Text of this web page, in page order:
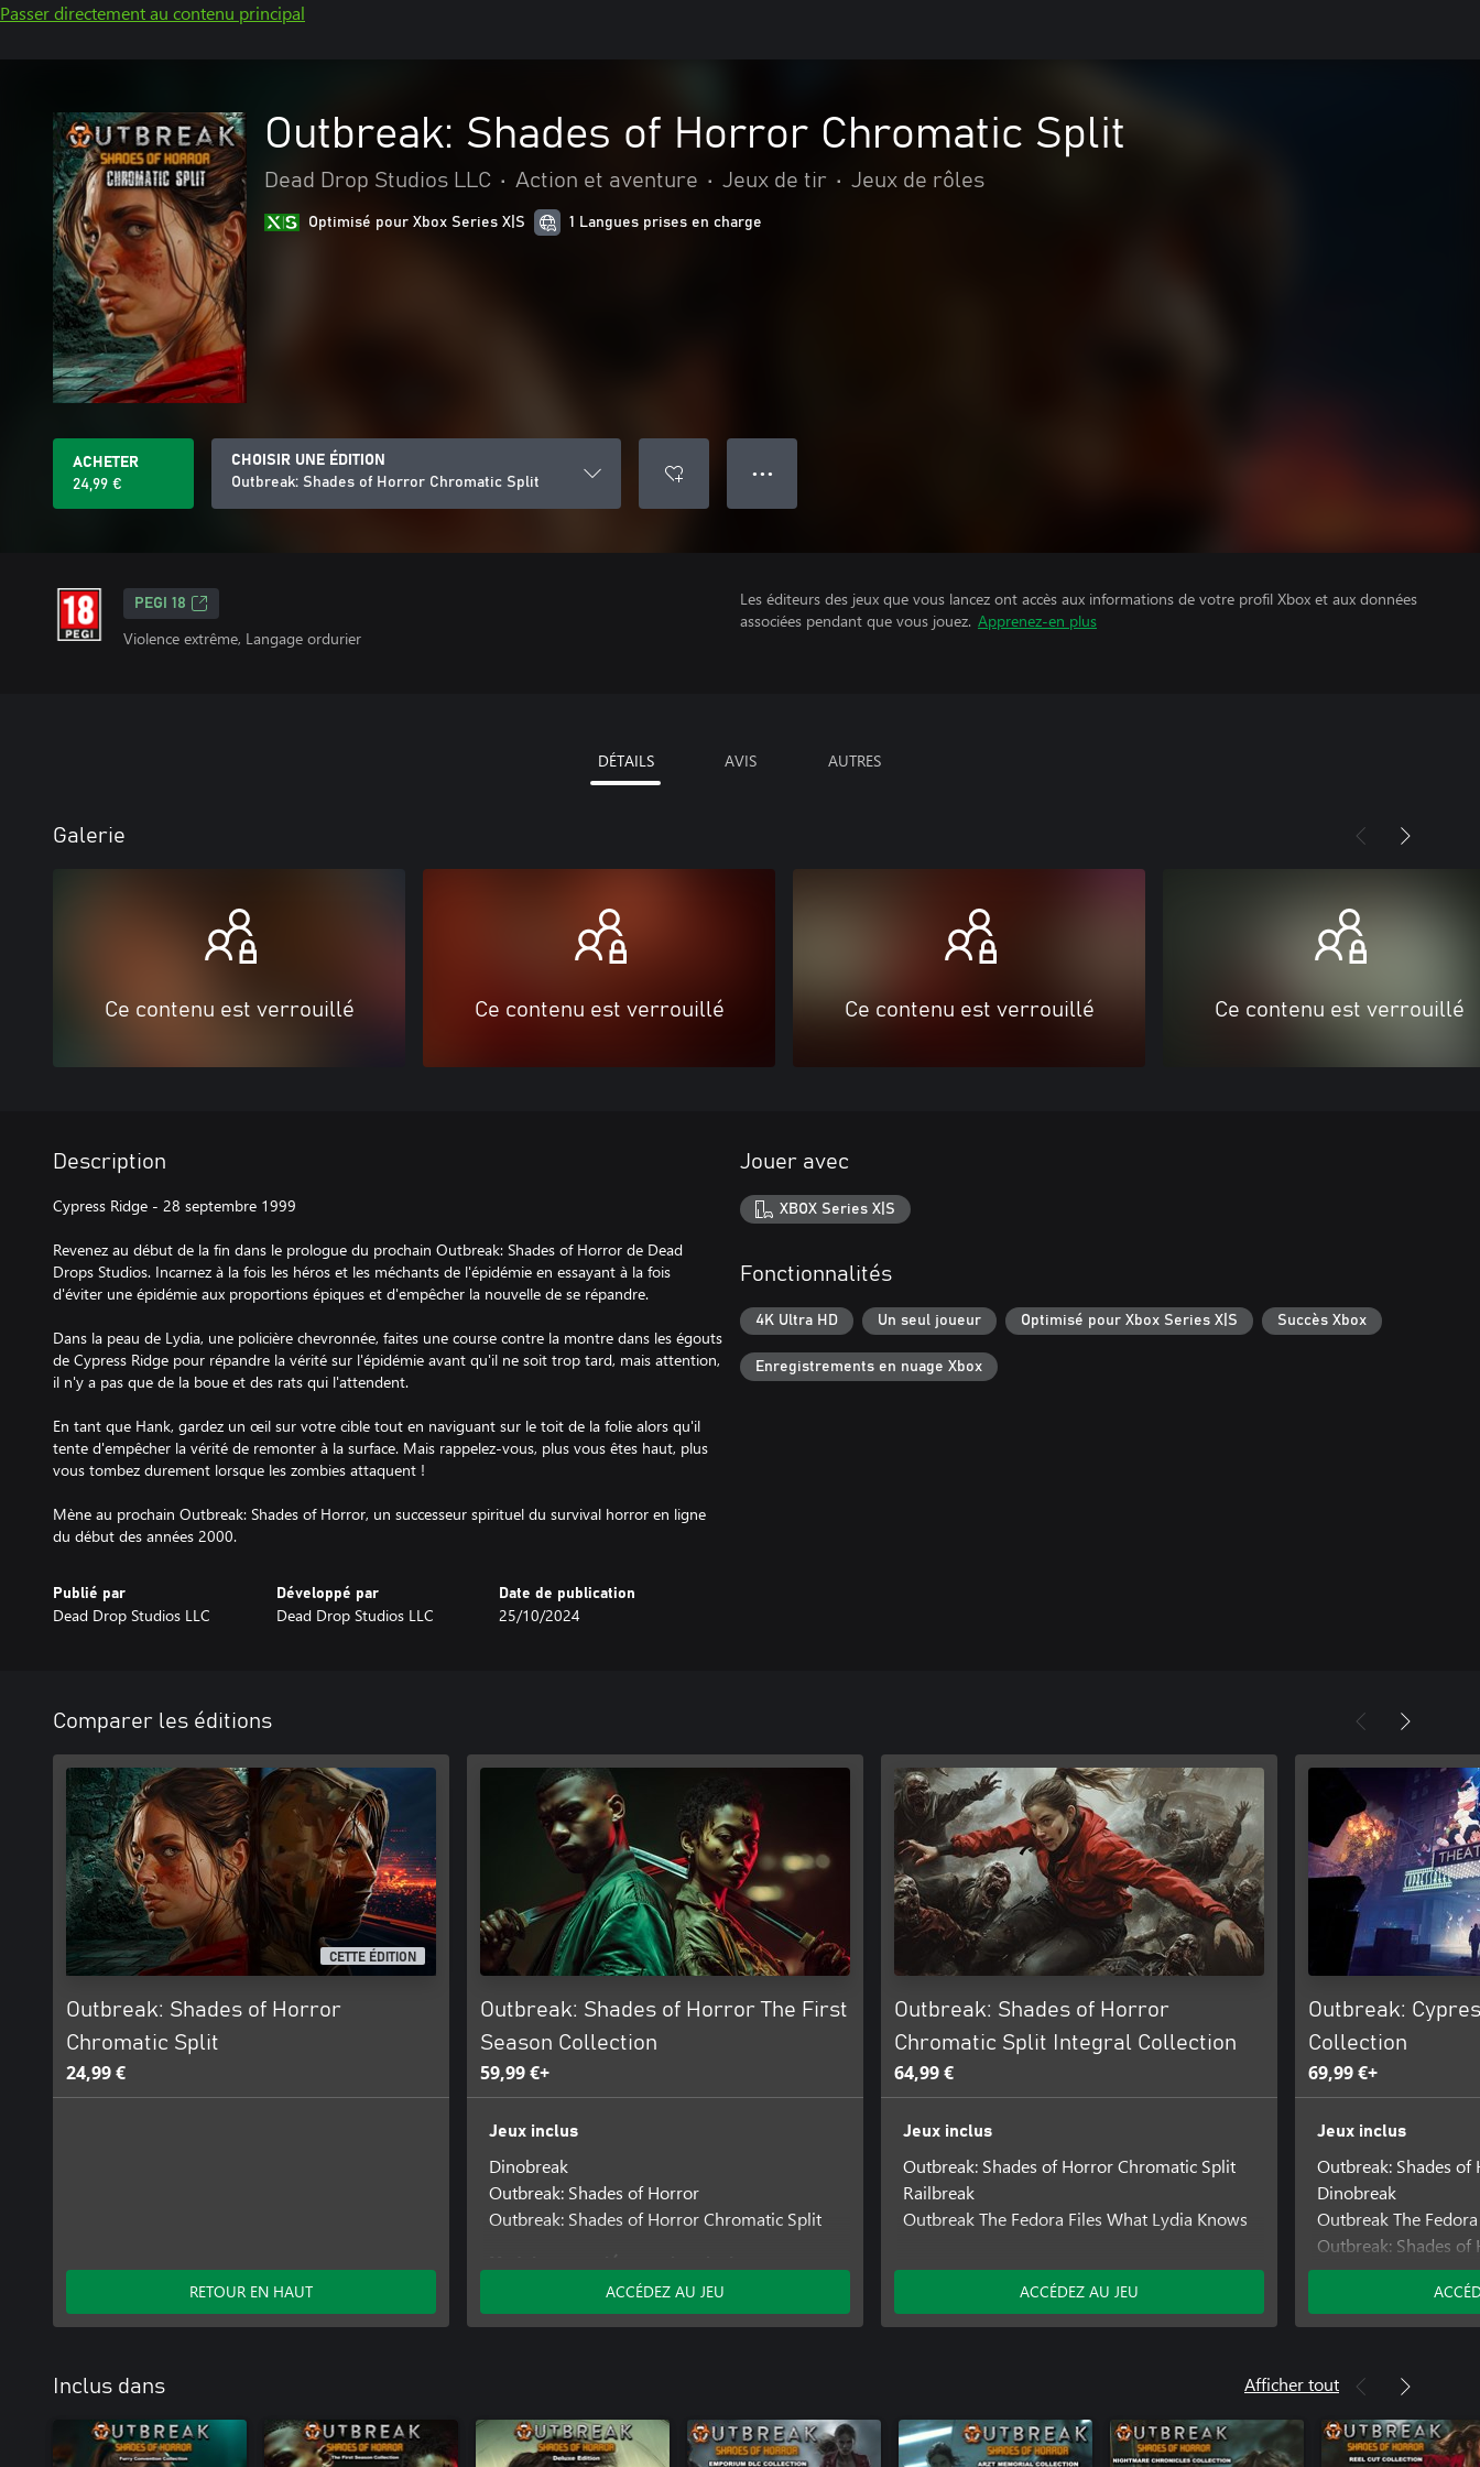
Passer directement au contenu principal
Outbreak: Shades of Horror Chromatic Split
Dead Drop Studios LLC • Action et aventure • Jeux de tir • Jeux de rôles
Optimisé pour Xbox Series X|S 1 Langues prises en charge
ACHETER
24,99 €
CHOISIR UNE ÉDITION
Outbreak: Shades of Horror Chromatic Split
● ● ●
PEGI 18
Violence extrême, Langage ordurier
Les éditeurs des jeux que vous lancez ont accès aux informations de votre profil Xbox et aux données
associées pendant que vous jouez. Apprenez-en plus
DÉTAILS AVIS AUTRES
Galerie
Ce contenu est verrouillé Ce contenu est verrouillé Ce contenu est verrouillé Ce contenu est verrouillé
Description
Cypress Ridge - 28 septembre 1999
Revenez au début de la fin dans le prologue du prochain Outbreak: Shades of Horror de Dead
Drops Studios. Incarnez à la fois les héros et les méchants de l'épidémie en essayant à la fois
d'éviter une épidémie aux proportions épiques et d'empêcher la nouvelle de se répandre.
Dans la peau de Lydia, une policière chevronnée, faites une course contre la montre dans les égouts
de Cypress Ridge pour répandre la vérité sur l'épidémie avant qu'il ne soit trop tard, mais attention,
il n'y a pas que de la boue et des rats qui l'attendent.
En tant que Hank, gardez un œil sur votre cible tout en naviguant sur le toit de la folie alors qu'il
tente d'empêcher la vérité de remonter à la surface. Mais rappelez-vous, plus vous êtes haut, plus
vous tombez durement lorsque les zombies attaquent !
Mène au prochain Outbreak: Shades of Horror, un successeur spirituel du survival horror en ligne
du début des années 2000.
Publié par
Dead Drop Studios LLC
Développé par
Dead Drop Studios LLC
Date de publication
25/10/2024
Jouer avec
XBOX Series X|S
Fonctionnalités
4K Ultra HD Un seul joueur Optimisé pour Xbox Series X|S Succès Xbox
Enregistrements en nuage Xbox
Comparer les éditions
CETTE ÉDITION
Outbreak: Shades of Horror
Chromatic Split
24,99 €
RETOUR EN HAUT
Outbreak: Shades of Horror The First
Season Collection
59,99 €+
Jeux inclus
Dinobreak
Outbreak: Shades of Horror
Outbreak: Shades of Horror Chromatic Split
Outbreak: Shades of Horror Anime Pack
Outbreak: Shades of Horror Dinobreak
Outbreak: Shades of Horror Pure Gold
Weapon Skins
ACCÉDEZ AU JEU
Outbreak: Shades of Horror
Chromatic Split Integral Collection
64,99 €
Jeux inclus
Outbreak: Shades of Horror Chromatic Split
Railbreak
Outbreak The Fedora Files What Lydia Knows
ACCÉDEZ AU JEU
Outbreak:
Collection
69,99 €+
Jeux inclus
Outbreak: Shades of
Dinobreak
Outbreak The
Outbreak: Shades
Railbreak
Modules
Crossover
Inclus dans Afficher tout